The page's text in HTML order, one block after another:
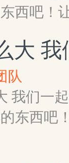
西吧！
大
队
我们一
东西吧